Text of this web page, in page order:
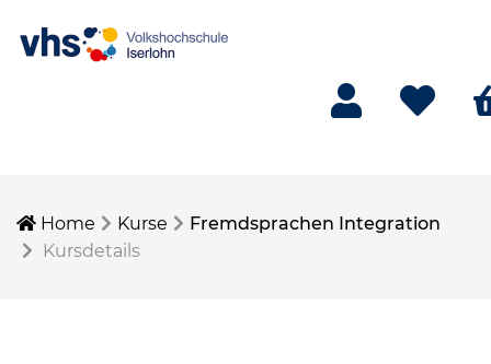
Home Kurse
Fremdsprachen Integration
Kursdetails